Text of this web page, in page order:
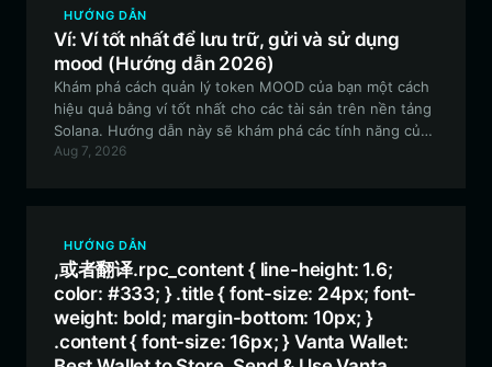
HƯỚNG DẪN
Ví: Ví tốt nhất để lưu trữ, gửi và sử dụng
mood (Hướng dẫn 2026)
Khám phá cách quản lý token MOOD của bạn một cách
hiệu quả bằng ví tốt nhất cho các tài sản trên nền tảng
Solana. Hướng dẫn này sẽ khám phá các tính năng của
Ví Bitget, đảm bảo bạn có thể điều hướng hệ sinh thái
Aug 7, 2026
HƯỚNG DẪN
,或者翻译.rpc_content { line-height: 1.6;
color: #333; } .title { font-size: 24px; font-
weight: bold; margin-bottom: 10px; }
.content { font-size: 16px; } Vanta Wallet: